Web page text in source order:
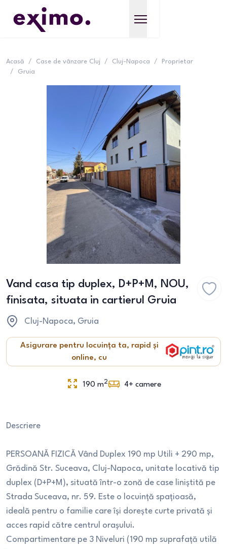
Acasă / Case de vânzare Cluj / Cluj-Napoca /
Proprietar
/
Gruia
Vand casa tip duplex, D+P+M, NOU,
finisata, situata in cartierul Gruia
Cluj-Napoca, Gruia
Asigurare pentru locuința ta, rapid și
online, cu
190 m2 4+ camere
Descriere
PERSOANĂ FIZICĂ Vând Duplex 190 mp Utili + 290 mp,
Grădină Str. Suceava, Cluj-Napoca, unitate locativă tip
duplex (D+P+M), situată într-o zonă de case liniștită pe
Strada Suceava, nr. 59. Este o locuință spațioasă,
ideală pentru o familie care își dorește curte privată și
acces rapid către centrul orașului.
Compartimentare pe 3 Niveluri (190 mp suprafață utilă